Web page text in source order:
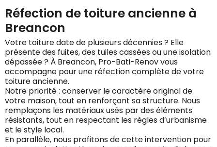
Réfection de toiture ancienne à
Breancon
Votre toiture date de plusieurs décennies ? Elle
présente des fuites, des tuiles cassées ou une isolation
dépassée ? À Breancon, Pro-Bati-Renov vous
accompagne pour une réfection complète de votre
toiture ancienne.
Notre priorité : conserver le caractère original de
votre maison, tout en renforçant sa structure. Nous
remplaçons les matériaux usés par des éléments
résistants, tout en respectant les règles d’urbanisme
et le style local.
En parallèle, nous profitons de cette intervention pour